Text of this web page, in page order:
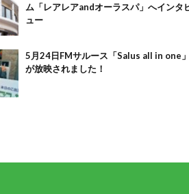
ム「レアレアandオーラスパ」へインタ
ュー
5月24日FMサルース「Salus all in one」
が放映されました！